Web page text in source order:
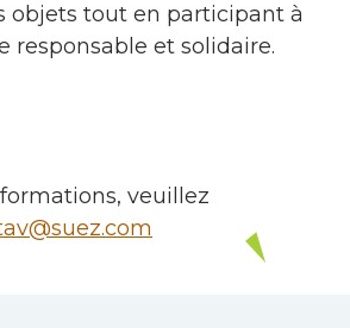
objets tout en participant à
responsable et solidaire.
veuillez